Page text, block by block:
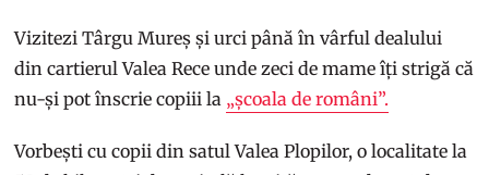
Vizitezi Târgu Mureș și urci până în vârful dealului
din cartierul Valea Rece unde zeci de mame îți strigă că
nu-și pot înscrie copiii la „școala de români”.
Vorbești cu copii din satul Valea Plopilor, o localitate la